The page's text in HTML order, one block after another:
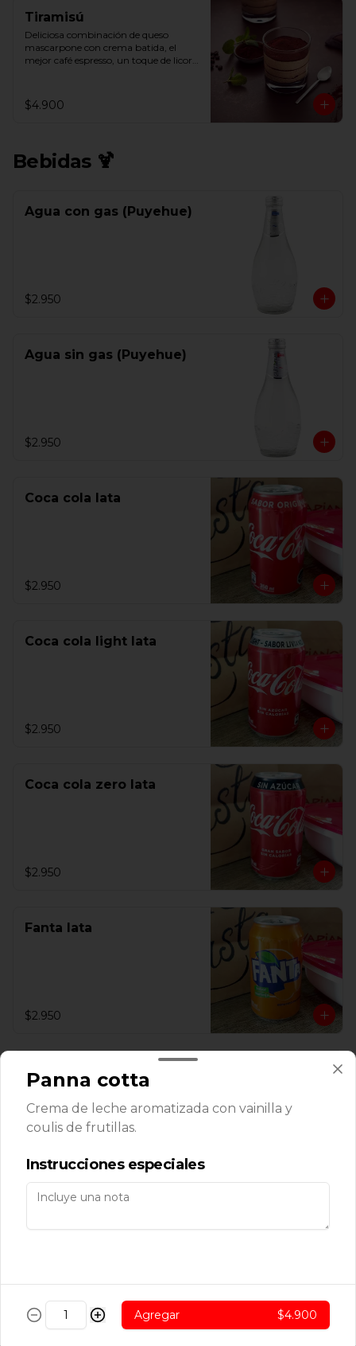
Tiramisú
Deliciosa combinación de queso
mascarpone con crema batida, el
mejor café espresso, un toque de licores
$4.900
Bebidas 🍹
Agua con gas (Puyehue)
$2.950
Agua sin gas (Puyehue)
$2.950
Coca cola lata
$2.950
Coca cola light lata
$2.950
Coca cola zero lata
$2.950
Fanta lata
$2.950
Nordic lata
$2.950
$2.950
Panna cotta
Crema de leche aromatizada con vainilla y
coulis de frutillas.
Instrucciones especiales
Agregar $4.900